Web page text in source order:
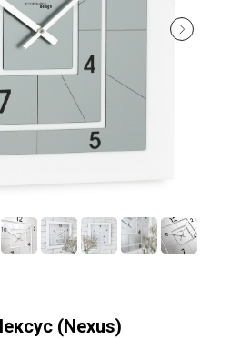
(Nexus)